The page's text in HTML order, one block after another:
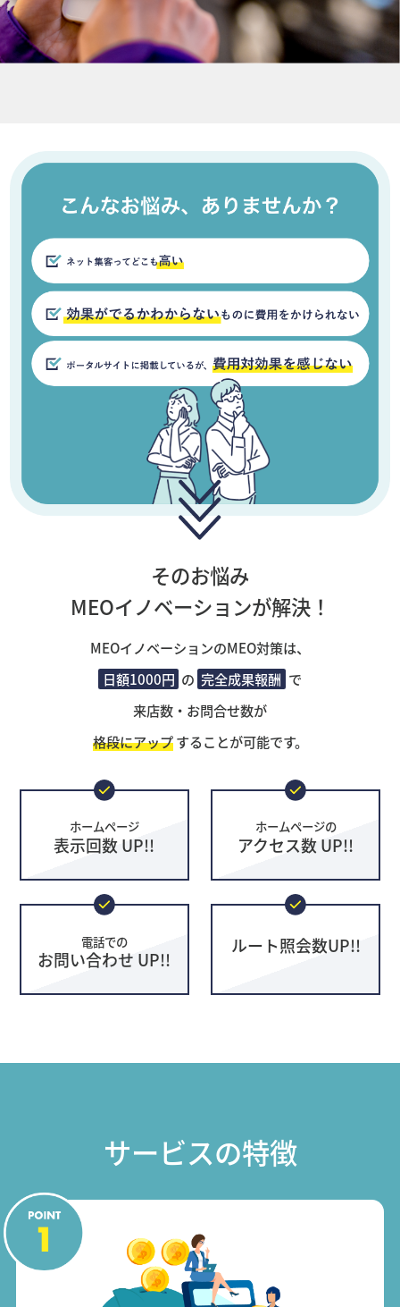
そのお悩み
MEOイノベーションが解決！
MEOイノベーションのMEO対策は、
日額1000円 の 完全成果報酬 で
来店数・お問合せ数が
格段にアップすることが可能です。
ホームページ
表示回数 UP!!
ホームページの
アクセス数 UP!!
電話での
お問い合わせ UP!!
ルート照会数UP!!
サービスの特徴